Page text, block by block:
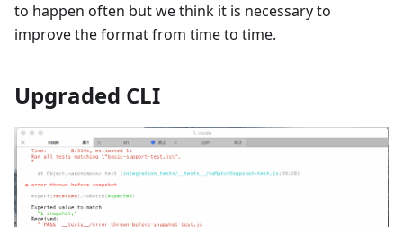
to happen often but we think it is necessary to
improve the format from time to time.
Upgraded CLI